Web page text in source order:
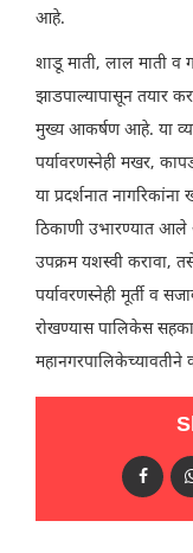
आहे.
शाडू माती, लाल माती व
झाडपाल्यापासून तयार
मुख्य आकर्षण आहे. या
पर्यावरणस्नेही मखर,
या प्रदर्शनात
ठिकाणी उभारण्यात आले
उपक्रम यशस्वी करावा,
पर्यावरणस्नेही मूर्ती व
रोखण्यास पालिकेस